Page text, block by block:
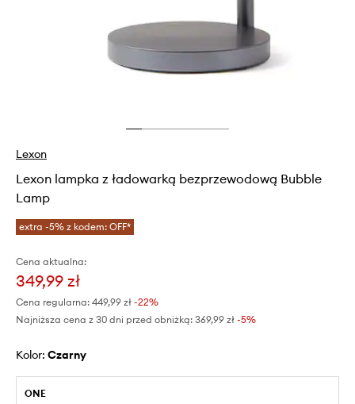
Lexon
Lexon lampka z ładowarką bezprzewodową Bubble
Lamp
extra -5% z kodem: OFF*
Cena aktualna:
349,99 zł
Cena regularna: 449,99 zł -22%
Najniższa cena z 30 dni przed obniżką: 369,99 zł -5%
Kolor: czarny
ONE